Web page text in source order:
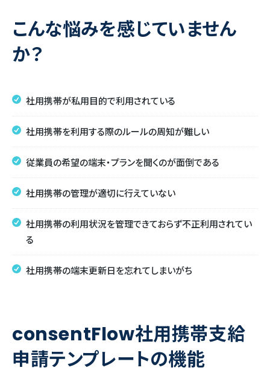
こんな悩みを感じていません
か？
社用携帯が私用目的で利用されている
社用携帯を利用する際のルールの周知が難しい
従業員の希望の端末・プランを聞くのが面倒である
社用携帯の管理が適切に行えていない
社用携帯の利用状況を管理できておらず不正利用されてい
る
社用携帯の端末更新日を忘れてしまいがち
consentFlow社用携帯支給
申請テンプレートの機能